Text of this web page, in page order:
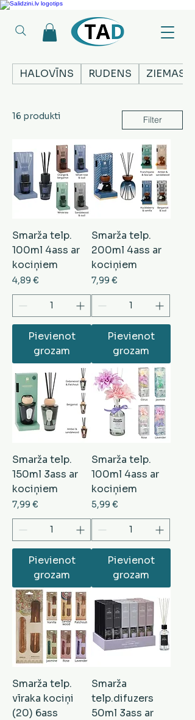
Ledusskapji, Sadzīves tehnika, Smaržas,
HALOVĪNS RUDENS
16 produkti Filter
Smarža telp.
100ml 4ass ar
kociņiem
Cena
4,89 €
Pievienot
grozam
Smarža telp.
200ml 4ass ar
kociņiem
Cena
7,99 €
Pievienot
grozam
Smarža telp.
150ml 3ass ar
kociņiem
Cena
7,99 €
Pievienot
grozam
Smarža telp.
100ml 4ass ar
kociņiem
Cena
5,99 €
Pievienot
grozam
Smarža telp.
vīraka kociņi
(20) 6ass
Smarža
telp.difuzers
50ml 3ass ar